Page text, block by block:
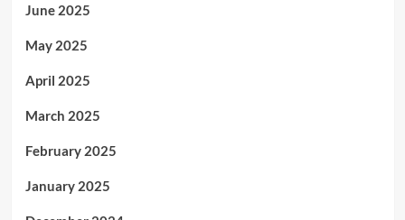
June 2025
May 2025
April 2025
March 2025
February 2025
January 2025